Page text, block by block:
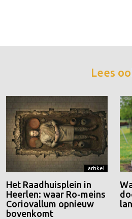
Lees
artikel
Het Raadhuisplein in
Heerlen: waar Ro-meins
Coriovallum opnieuw
bovenkomt